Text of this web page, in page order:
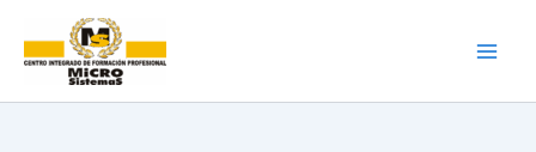
contenido